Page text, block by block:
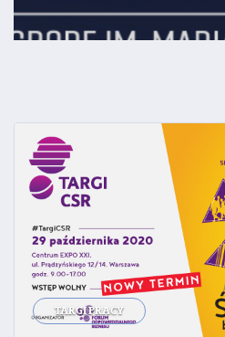
TARGI PRACY